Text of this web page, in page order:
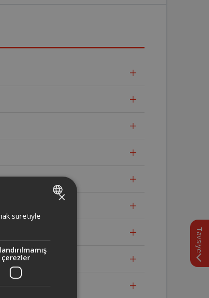
Tavsiye
TURKISH
×
suretiyle
çerezler